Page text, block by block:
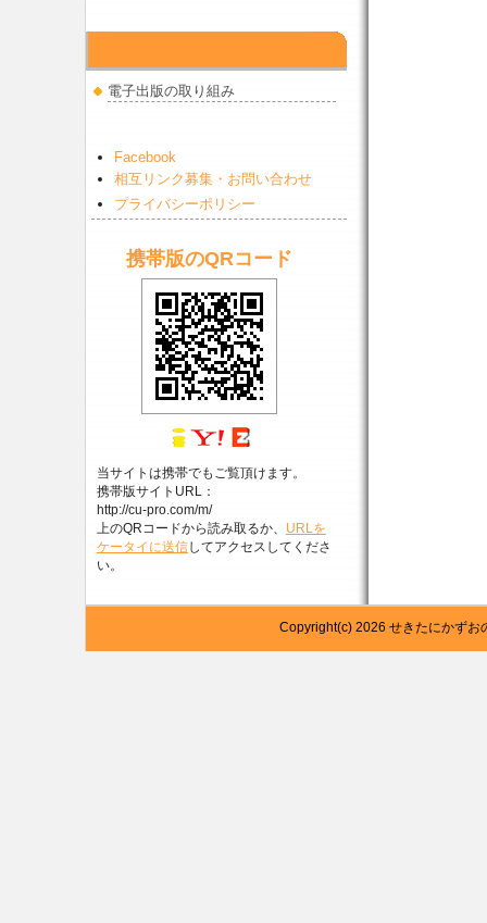
電子出版の取り組み
Facebook
相互リンク募集・お問い合わせ
プライバシーポリシー
携帯版のQRコード
当サイトは携帯でもご覧頂けます。
携帯版サイトURL：
http://cu-pro.com/m/
上のQRコードから読み取るか、 URLを
ケータイに送信してアクセスしてくださ
い。
Copyright(c) 2026 せきたにかずお